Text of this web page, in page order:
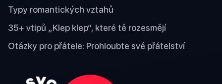
Typy romantických vztahů
35+ vtipů „Klep klep“, které tě rozesmějí
Otázky pro přátele: Prohloubte své přátelství